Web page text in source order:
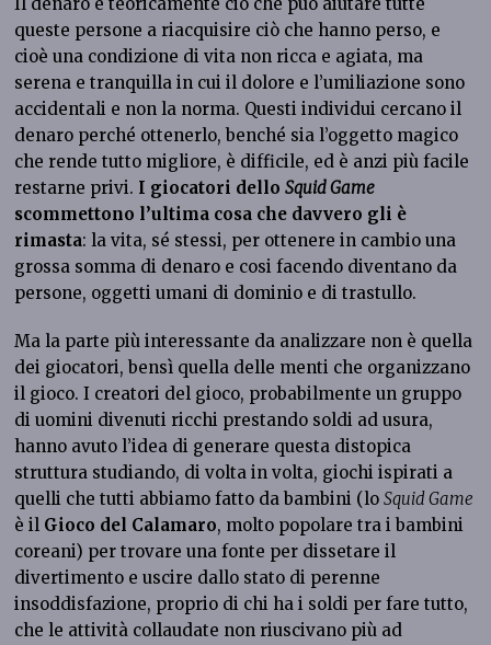
Il denaro è teoricamente ciò che può aiutare tutte
queste persone a riacquisire ciò che hanno perso, e
cioè una condizione di vita non ricca e agiata, ma
serena e tranquilla in cui il dolore e l’umiliazione sono
accidentali e non la norma. Questi individui cercano il
denaro perché ottenerlo, benché sia l’oggetto magico
che rende tutto migliore, è difficile, ed è anzi più facile
restarne privi. I giocatori delloSquid Game
scommettono l’ultima cosa che davvero gli è
rimasta: la vita, sé stessi, per ottenere in cambio una
grossa somma di denaro e cosi facendo diventano da
persone, oggetti umani di dominio e di trastullo.
Ma la parte più interessante da analizzare non è quella
dei giocatori, bensì quella delle menti che organizzano
il gioco. I creatori del gioco, probabilmente un gruppo
di uomini divenuti ricchi prestando soldi ad usura,
hanno avuto l’idea di generare questa distopica
struttura studiando, di volta in volta, giochi ispirati a
quelli che tutti abbiamo fatto da bambini (loSquid Game
è il Gioco del Calamaro, molto popolare tra i bambini
coreani) per trovare una fonte per dissetare il
divertimento e uscire dallo stato di perenne
insoddisfazione, proprio di chi ha i soldi per fare tutto,
che le attività collaudate non riuscivano più ad